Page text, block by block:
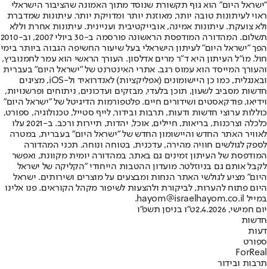
"ישראל היום" הוא גוף תקשורת שנוסד מתוך האמונה שהציבור הישראלי
ראוי לעיתונות טובה יותר, מאוזנת יותר ומדויקת יותר. עיתונות שמדברת
ולא צועקת. עיתונות אמינה, אובייקטיבית ועניינית. עיתונות אחרת וללא
תשלום. המהדורה המודפסת הראשונה פורסמה ב-30 ביולי 2007, וב-2010
הפך "ישראל היום" לעיתון הישראלי בעל שיעור החשיפה הגבוה ביותר בימי
חול. מו"ל העיתון היא ד"ר מרים אדלסון. העורך הראשי הוא עמר לחמנוביץ,
והעורך המייסד הוא עמוס רגב. אתרי האינטרנט של "ישראל היום" בעברית
ובאנגלית, כמו כן היישומונים (אפליקציות) לאנדרואיד ול-iOS, מציגים
חדשות מסביב לשעון, תוכן בלעדי, מבזקים ועדכונים, ניתוחים ופרשנויות,
וידיאו, פודקאסטים ושידורים חיים. פלטפורמות הדיגיטל של "ישראל היום"
כוללות ערוצי חדשות ודעות, תרבות ובידור, לייף סטייל, טכנולוגיה, ספורט,
כלכלה וצרכנות, בריאות, חיילים, אוכל, יהדות, תיירות ורכב. ב-2021 עלו
לאוויר האתר החדש והיישומון החדש של "ישראל היום" בעברית, במטרה
לספק לגולשים חוויה מהירה, עדכנית, בטוחה ונוחה. תכני המהדורה
המודפסת של העיתון זמינים גם באתר, במהדורה יומית מקוונת, ואפשר
לקבל אותם גם בניוזלטר. מועדון ההטבות הייחודי "הקליקה של ישראל
היום" מציע לגולשי האתר הנחות ומבצעים על מוצרים ושירותים. ישראל
היום פתוח להערות, לביקורת ולהצעות לשיפור מקהל הקוראים. פנו אלינו
במייל hayom@israelhayom.co.il.
יום חמישי, 2.4.2026
ט"ו בניסן תשפ"ו
חדשות
דעות
ספורט
ForReal
תרבות ובידור